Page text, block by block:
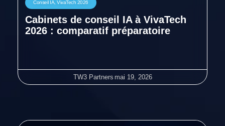
Conseil IA, VivaTech 2026
Cabinets de conseil IA à VivaTech
2026 : comparatif préparatoire
TW3 Partners mai 19, 2026